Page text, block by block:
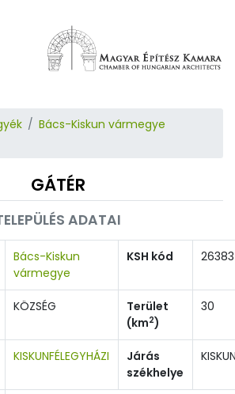
Bács-Kiskun vármegye
GÁTÉR
ADATAI
Bács-Kiskun
vármegye
KSH kód 26383
KÖZSÉG
Terület
(km2)
30
KISKUNFÉLEGYHÁZI
Járás
székhelye